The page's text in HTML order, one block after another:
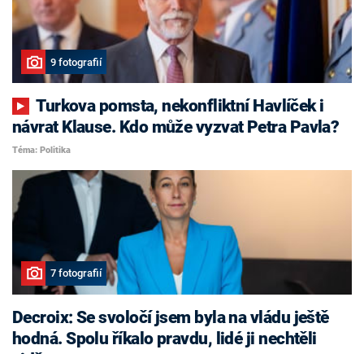
9 fotografií
Turkova pomsta, nekonfliktní Havlíček i
návrat Klause. Kdo může vyzvat Petra Pavla?
Téma: Politika
7 fotografií
Decroix: Se svoločí jsem byla na vládu ještě
hodná. Spolu říkalo pravdu, lidé ji nechtěli